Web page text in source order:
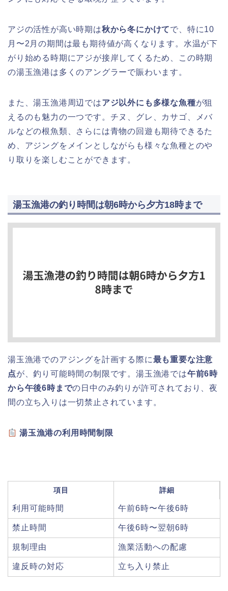
アジの活性が高い時期は秋から冬にかけてで、特に10
月〜2月の期間は最も期待値が高くなります。水温が下
がり始める時期にアジが接岸してくるため、この時期
の湯玉漁港は多くのアングラーで賑わいます。
また、湯玉漁港周辺ではアジ以外にも多様な魚種が狙
えるのも魅力の一つです。チヌ、グレ、カサゴ、メバ
ルなどの根魚類、さらには青物の回遊も期待できるた
め、アジングをメインとしながらも様々な魚種とのや
り取りを楽しむことができます。
湯玉漁港の釣り時間は朝6時から夕方18時まで
湯玉漁港でのアジングを計画する際に最も重要な注意
点が、釣り可能時間の制限です。湯玉漁港では午前6時
から午後6時までの日中のみ釣りが許可されており、夜
間の立ち入りは一切禁止されています。
湯玉漁港の利用時間制限
項目 詳細
利用可能時間 午前6時〜午後6時
禁止時間 午後6時〜翌朝6時
規制理由 漁業活動への配慮
違反時の対応 立ち入り禁止